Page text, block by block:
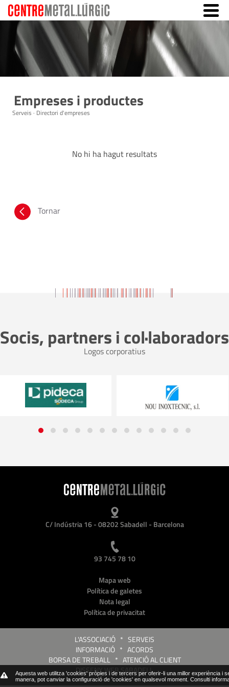
Aquesta web utilitza 'cookies' pròpies i de tercers per oferir-li una millor experiència
manera, pot canviar la configuració de 'cookies' en qualsevol moment. Consulti
Empreses i productes
Serveis · Directori d'empreses
No hi ha hagut resultats
Tornar
Socis, partners i col·laboradors
Logos corporatius
C/ Indústria 16 - 08202 Sabadell - Barcelona
93 745 78 10
Mapa web
Política de galetes
Nota legal
Política de privacitat
L'ASSOCIACIÓ * SERVEIS
INFORMACIÓ * ACORDS
BORSA DE TREBALL* ATENCIÓ AL CLIENT
DISSENY WEB SABADELL